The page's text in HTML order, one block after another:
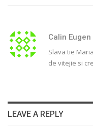
Calin Eugen
Slava tie
de vitejie si
LEAVE A REPLY